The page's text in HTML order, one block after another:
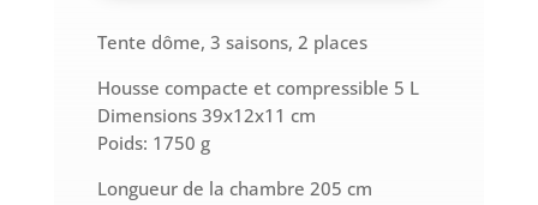
Tente dôme, 3 saisons, 2 places
Housse compacte et compressible 5 L
Dimensions 39x12x11 cm
Poids: 1750 g
Longueur de la chambre 205 cm